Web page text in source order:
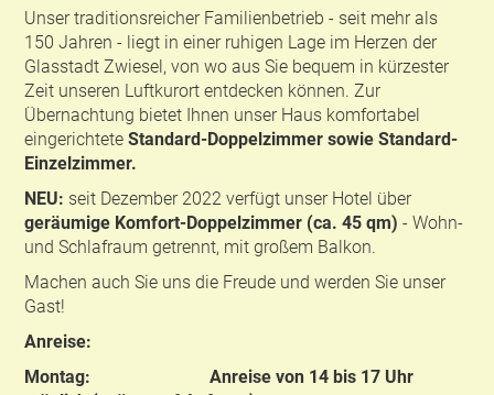
Unser traditionsreicher Familienbetrieb - seit mehr als
150 Jahren - liegt in einer ruhigen Lage im Herzen der
Glasstadt Zwiesel, von wo aus Sie bequem in kürzester
Zeit unseren Luftkurort entdecken können. Zur
Übernachtung bietet Ihnen unser Haus komfortabel
eingerichteteStandard-Doppelzimmer sowie Standard-
Einzelzimmer.
NEU: seit Dezember 2022 verfügt unser Hotel über
geräumige Komfort-Doppelzimmer (ca. 45 qm) - Wohn-
und Schlafraum getrennt, mit großem Balkon.
Machen auch Sie uns die Freude und werden Sie unser
Gast!
Anreise:
Montag: Anreise von 14 bis 17 Uhr